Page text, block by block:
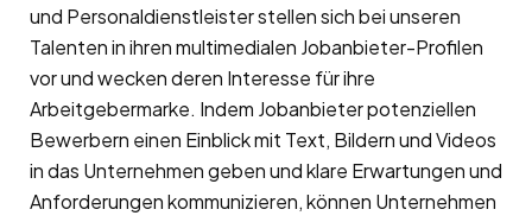
und Personaldienstleister stellen sich bei unseren
Talenten in ihren multimedialen Jobanbieter-Profilen
vor und wecken deren Interesse für ihre
Arbeitgebermarke. Indem Jobanbieter potenziellen
Bewerbern einen Einblick mit Text, Bildern und Videos
in das Unternehmen geben und klare Erwartungen und
Anforderungen kommunizieren, können Unternehmen